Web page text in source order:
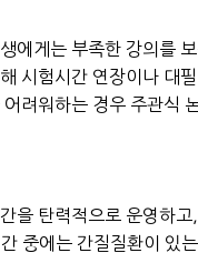
에게는 부족한 강의를
시험시간 연장이나 대
려워하는 경우 주관식
을 탄력적으로 운영하
중에는 간질질환이 있